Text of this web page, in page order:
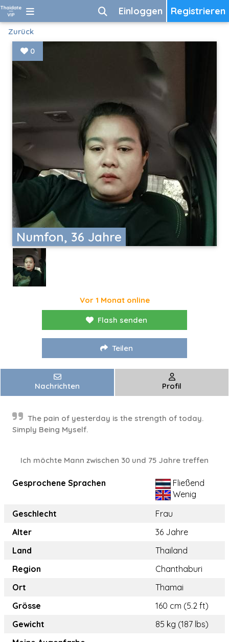
Registrieren
Einloggen
Zurück
Numfon, 36 Jahre
0
Vor 1 Monat online
Flash senden
Teilen
Nachrichten Profil
The pain of yesterday is the strength of today.
Simply Being Myself.
Ich möchte Mann zwischen 30 und 75 Jahre treffen
Gesprochene Sprachen
Fließend
Wenig
Geschlecht
Frau
Alter
36 Jahre
Land
Thailand
Region
Chanthaburi
Ort
Thamai
Grösse
160 cm (5.2 ft)
Gewicht
85 kg (187 lbs)